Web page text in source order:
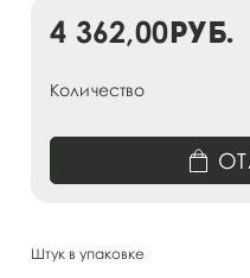
Штук в упаковке
4 362,00руб.
Количество